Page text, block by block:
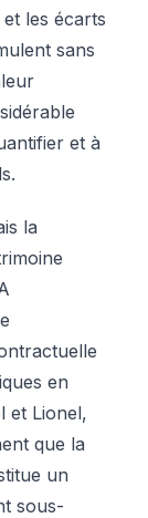
les écarts
sans
et à
la
en
et Lionel,
que la
un
sous-